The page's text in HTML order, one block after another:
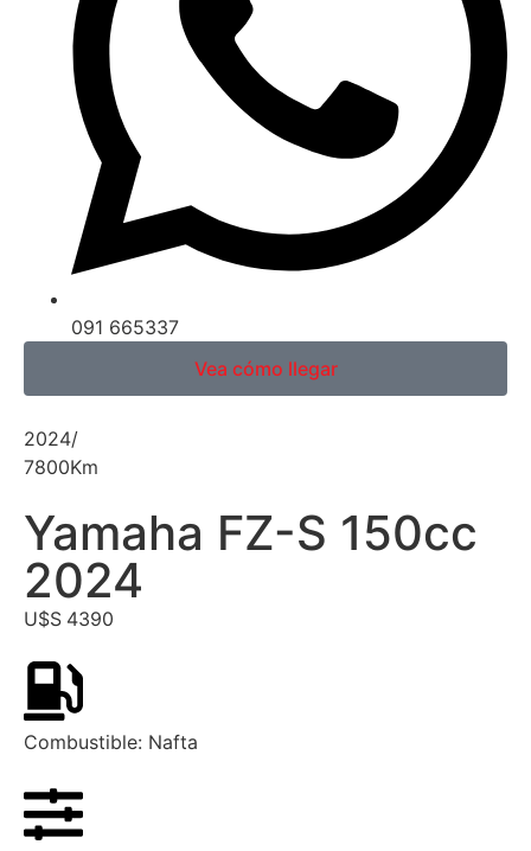
091 665337
Vea cómo llegar
2024/
7800Km
Yamaha FZ-S 150cc
2024
U$S 4390
Combustible: Nafta